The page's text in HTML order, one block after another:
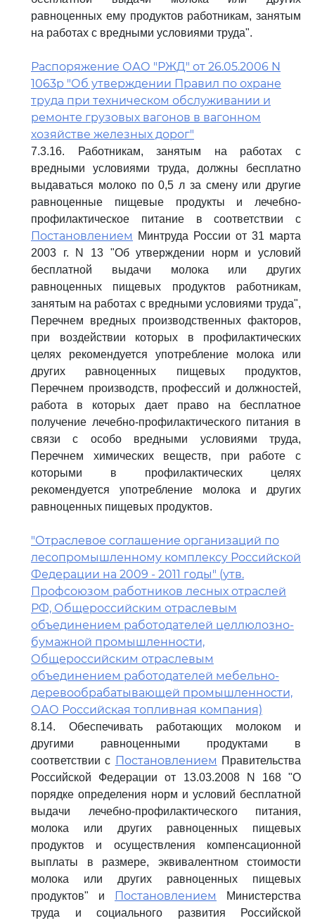
равноценных ему продуктов работникам, занятым
на работах с вредными условиями труда".
Распоряжение ОАО "РЖД" от 26.05.2006 N
1063р "Об утверждении Правил по охране
труда при техническом обслуживании и
ремонте грузовых вагонов в вагонном
хозяйстве железных дорог"
7.3.16. Работникам, занятым на работах с
вредными условиями труда, должны бесплатно
выдаваться молоко по 0,5 л за смену или другие
равноценные пищевые продукты и лечебно-
профилактическое питание в соответствии с
Постановлением
Минтруда России от 31 марта
2003 г. N 13 "Об утверждении норм и условий
бесплатной выдачи молока или других
равноценных пищевых продуктов работникам,
занятым на работах с вредными условиями труда",
Перечнем вредных производственных факторов,
при воздействии которых в профилактических
целях рекомендуется употребление молока или
других равноценных пищевых продуктов,
Перечнем производств, профессий и должностей,
работа в которых дает право на бесплатное
получение лечебно-профилактического питания в
связи с особо вредными условиями труда,
Перечнем химических веществ, при работе с
которыми в профилактических целях
рекомендуется употребление молока и других
равноценных пищевых продуктов.
"Отраслевое соглашение организаций по
лесопромышленному комплексу Российской
Федерации на 2009 - 2011 годы" (утв.
Профсоюзом работников лесных отраслей
РФ, Общероссийским отраслевым
объединением работодателей целлюлозно-
бумажной промышленности,
Общероссийским отраслевым
объединением работодателей мебельно-
деревообрабатывающей промышленности,
ОАО Российская топливная компания)
8.14. Обеспечивать работающих молоком и
другими равноценными продуктами в
соответствии с Постановлением Правительства
Российской Федерации от 13.03.2008 N 168 "О
порядке определения норм и условий бесплатной
выдачи лечебно-профилактического питания,
молока или других равноценных пищевых
продуктов и осуществления компенсационной
выплаты в размере, эквивалентном стоимости
молока или других равноценных пищевых
продуктов" и
Постановлением
Министерства
труда и социального развития Российской